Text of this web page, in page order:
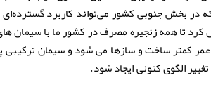
بخش جنوبی کشور می‌تواند کاربرد
کرد تا همه زنجیره مصرف در کشور ما با سیمان
کمتر ساخت و سازها می شود و سیمان
الگوی کنونی ایجاد شود.